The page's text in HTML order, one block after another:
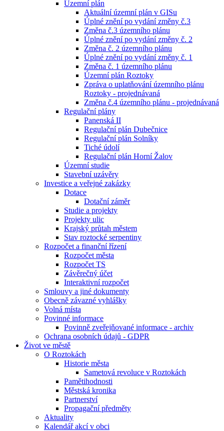
Územní plán
Aktuální územní plán v GISu
Úplné znění po vydání změny č.3
Změna č.3 územního plánu
Úplné znění po vydání změny č. 2
Změna č. 2 územního plánu
Úplné znění po vydání změny č. 1
Změna č. 1 územního plánu
Územní plán Roztoky
Zpráva o uplatňování územního plánu
Roztoky - projednávaná
Změna č.4 územního plánu - projednávaná
Regulační plány
Panenská II
Regulační plán Dubečnice
Regulační plán Solníky
Tiché údolí
Regulační plán Horní Žalov
Územní studie
Stavební uzávěry
Investice a veřejné zakázky
Dotace
Dotační záměr
Studie a projekty
Projekty ulic
Krajský průtah městem
Stav roztocké serpentiny
Rozpočet a finanční řízení
Rozpočet města
Rozpočet TS
Závěrečný účet
Interaktivní rozpočet
Smlouvy a jiné dokumenty
Obecně závazné vyhlášky
Volná místa
Povinné informace
Povinně zveřejňované informace - archiv
Ochrana osobních údajů - GDPR
Život ve městě
O Roztokách
Historie města
Sametová revoluce v Roztokách
Pamětihodnosti
Městská kronika
Partnerství
Propagační předměty
Aktuality
Kalendář akcí v obci